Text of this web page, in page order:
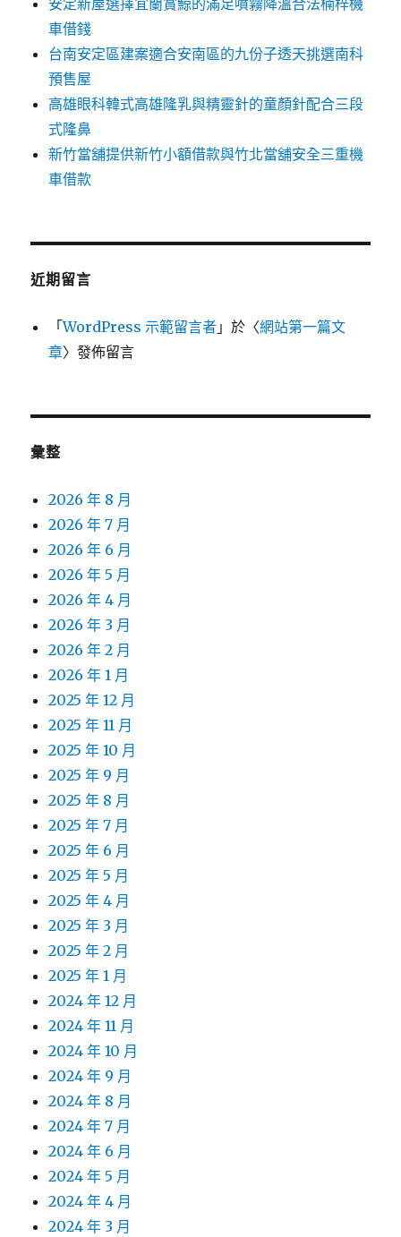
安定新屋選擇宜蘭賞鯨的滿足噴霧降溫合法楠梓機
車借錢
台南安定區建案適合安南區的九份子透天挑選南科
預售屋
高雄眼科韓式高雄隆乳與精靈針的童顏針配合三段
式隆鼻
新竹當舖提供新竹小額借款與竹北當舖安全三重機
車借款
近期留言
「WordPress 示範留言者 」於〈網站第一篇文
章〉發佈留言
彙整
2026 年 8 月
2026 年 7 月
2026 年 6 月
2026 年 5 月
2026 年 4 月
2026 年 3 月
2026 年 2 月
2026 年 1 月
2025 年 12 月
2025 年 11 月
2025 年 10 月
2025 年 9 月
2025 年 8 月
2025 年 7 月
2025 年 6 月
2025 年 5 月
2025 年 4 月
2025 年 3 月
2025 年 2 月
2025 年 1 月
2024 年 12 月
2024 年 11 月
2024 年 10 月
2024 年 9 月
2024 年 8 月
2024 年 7 月
2024 年 6 月
2024 年 5 月
2024 年 4 月
2024 年 3 月